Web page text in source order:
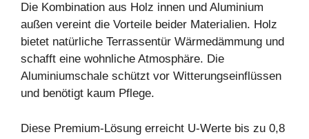
Die Kombination aus Holz innen und Aluminium
außen vereint die Vorteile beider Materialien. Holz
bietet natürliche Terrassentür Wärmedämmung und
schafft eine wohnliche Atmosphäre. Die
Aluminiumschale schützt vor Witterungseinflüssen
und benötigt kaum Pflege.
Diese Premium-Lösung erreicht U-Werte bis zu 0,8